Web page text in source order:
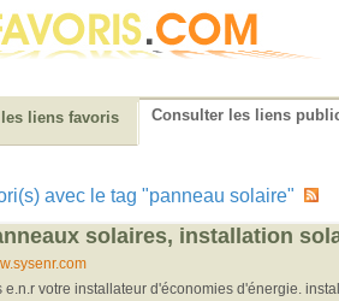
liens favoris Consulter les liens
avec le tag "panneau solaire"
solaires, installation
e.n.r votre installateur d'économies d'énergie.